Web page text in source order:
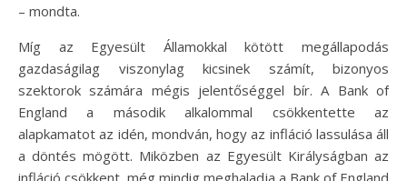
– mondta.
Míg az Egyesült Államokkal kötött megállapodás
gazdaságilag viszonylag kicsinek számít, bizonyos
szektorok számára mégis jelentőséggel bír. A Bank of
England a második alkalommal csökkentette az
alapkamatot az idén, mondván, hogy az infláció lassulása áll
a döntés mögött. Miközben az Egyesült Királyságban az
infláció csökkent, még mindig meghaladja a Bank of England